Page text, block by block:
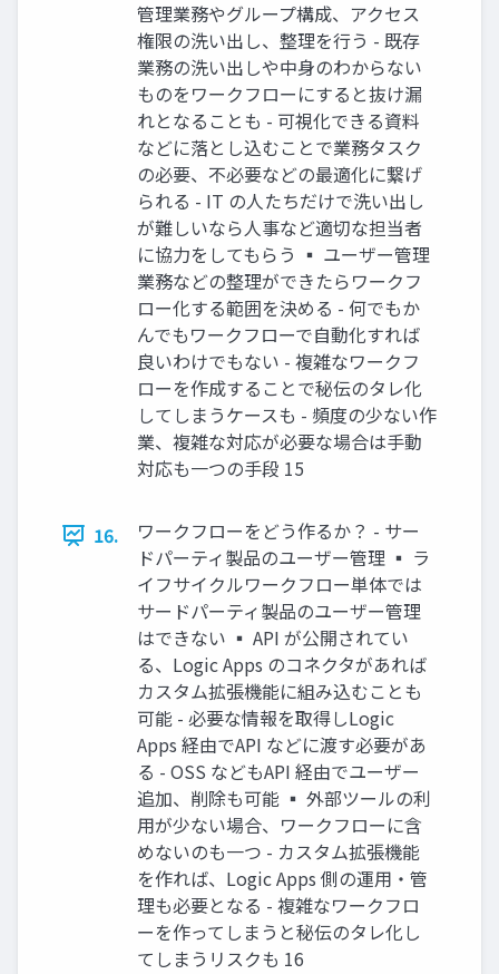
管理業務やグループ構成、アクセス
権限の洗い出し、整理を行う - 既存
業務の洗い出しや中身のわからない
ものをワークフローにすると抜け漏
れとなることも - 可視化できる資料
などに落とし込むことで業務タスク
の必要、不必要などの最適化に繋げ
られる - IT の人たちだけで洗い出し
が難しいなら人事など適切な担当者
に協力をしてもらう ▪ ユーザー管理
業務などの整理ができたらワークフ
ロー化する範囲を決める - 何でもか
んでもワークフローで自動化すれば
良いわけでもない - 複雑なワークフ
ローを作成することで秘伝のタレ化
してしまうケースも - 頻度の少ない作
業、複雑な対応が必要な場合は手動
対応も一つの手段 15
16.
ワークフローをどう作るか？ - サー
ドパーティ製品のユーザー管理 ▪ ラ
イフサイクルワークフロー単体では
サードパーティ製品のユーザー管理
はできない ▪ API が公開されてい
る、Logic Apps のコネクタがあれば
カスタム拡張機能に組み込むことも
可能 - 必要な情報を取得しLogic
Apps 経由でAPI などに渡す必要があ
る - OSS などもAPI 経由でユーザー
追加、削除も可能 ▪ 外部ツールの利
用が少ない場合、ワークフローに含
めないのも一つ - カスタム拡張機能
を作れば、Logic Apps 側の運用・管
理も必要となる - 複雑なワークフロ
ーを作ってしまうと秘伝のタレ化し
てしまうリスクも 16